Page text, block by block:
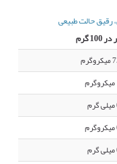
حالت طبیعی
گرم